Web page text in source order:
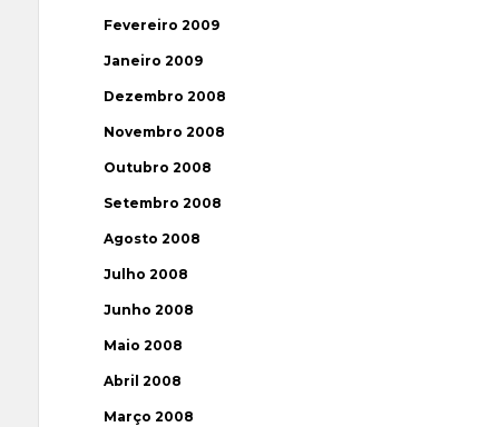
Fevereiro 2009
Janeiro 2009
Dezembro 2008
Novembro 2008
Outubro 2008
Setembro 2008
Agosto 2008
Julho 2008
Junho 2008
Maio 2008
Abril 2008
Março 2008